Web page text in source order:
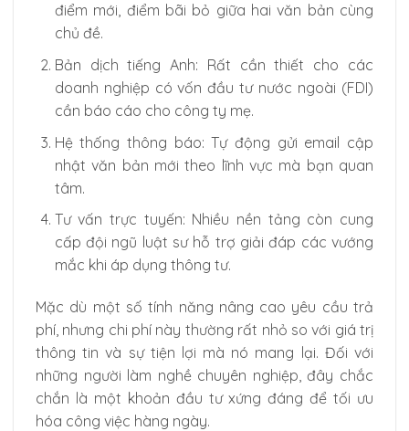
điểm mới, điểm bãi bỏ giữa hai văn bản cùng
chủ đề.
Bản dịch tiếng Anh: Rất cần thiết cho các
doanh nghiệp có vốn đầu tư nước ngoài (FDI)
cần báo cáo cho công ty mẹ.
Hệ thống thông báo: Tự động gửi email cập
nhật văn bản mới theo lĩnh vực mà bạn quan
tâm.
Tư vấn trực tuyến: Nhiều nền tảng còn cung
cấp đội ngũ luật sư hỗ trợ giải đáp các vướng
mắc khi áp dụng thông tư.
Mặc dù một số tính năng nâng cao yêu cầu trả
phí, nhưng chi phí này thường rất nhỏ so với giá trị
thông tin và sự tiện lợi mà nó mang lại. Đối với
những người làm nghề chuyên nghiệp, đây chắc
chắn là một khoản đầu tư xứng đáng để tối ưu
hóa công việc hàng ngày.